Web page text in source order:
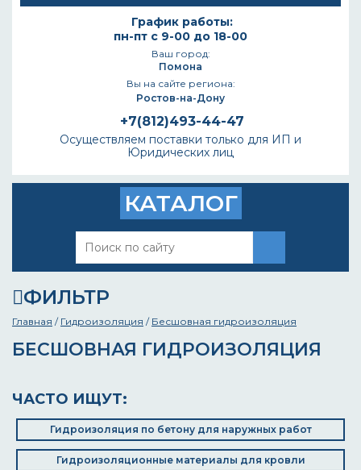
График работы:
пн-пт с 9-00 до 18-00
Ваш город:
Помона
Вы на сайте региона:
Ростов-на-Дону
+7(812)493-44-47
Осуществляем поставки только для ИП и
Юридических лиц
КАТАЛОГ
ФИЛЬТР
Главная / Гидроизоляция / Бесшовная гидроизоляция
БЕСШОВНАЯ ГИДРОИЗОЛЯЦИЯ
ЧАСТО ИЩУТ:
Гидроизоляция по бетону для наружных работ
Гидроизоляционные материалы для кровли